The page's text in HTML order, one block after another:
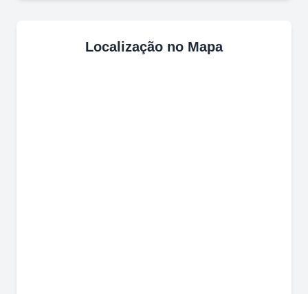
Localização no Mapa